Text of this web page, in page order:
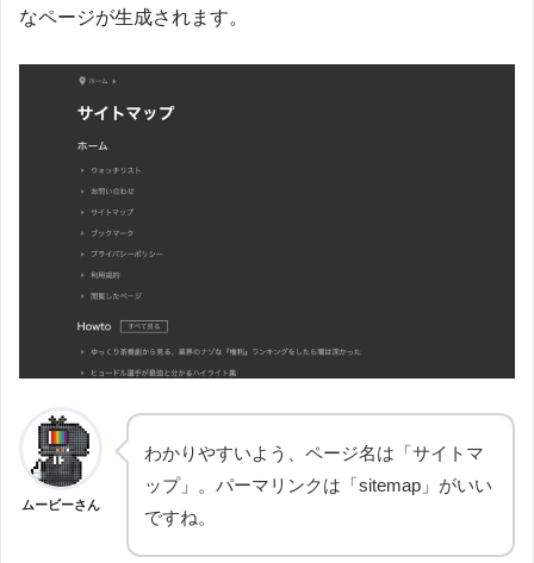
なページが生成されます。
ムービーさん
わかりやすいよう、ページ名は「サイトマ
ップ」。パーマリンクは「sitemap」がいい
ですね。